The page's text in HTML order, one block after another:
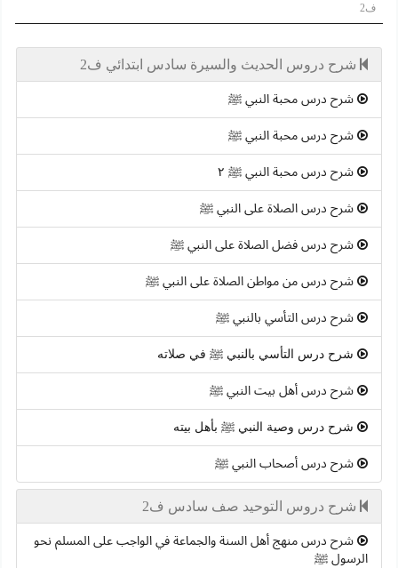
ف2
شرح دروس الحديث والسيرة سادس ابتدائي ف2
شرح درس محبة النبي ﷺ
شرح درس محبة النبي ﷺ
شرح درس محبة النبي ﷺ ٢
شرح درس الصلاة على النبي ﷺ
شرح درس فضل الصلاة على النبي ﷺ
شرح درس من مواطن الصلاة على النبي ﷺ
شرح درس التأسي بالنبي ﷺ
شرح درس التأسي بالنبي ﷺ في صلاته
شرح درس أهل بيت النبي ﷺ
شرح درس وصية النبي ﷺ بأهل بيته
شرح درس أصحاب النبي ﷺ
شرح دروس التوحيد صف سادس ف2
شرح درس منهج أهل السنة والجماعة في الواجب على المسلم نحو
الرسول ﷺ